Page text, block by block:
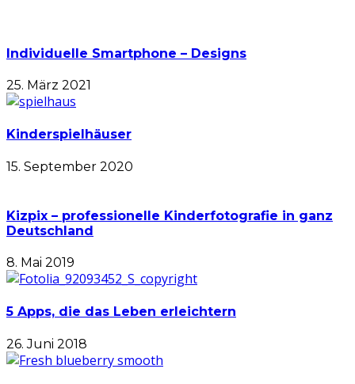
Individuelle Smartphone – Designs
25. März 2021
Kinderspielhäuser
15. September 2020
Kizpix – professionelle Kinderfotografie in ganz
Deutschland
8. Mai 2019
5 Apps, die das Leben erleichtern
26. Juni 2018